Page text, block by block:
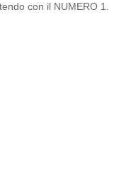
con il NUMERO 1.